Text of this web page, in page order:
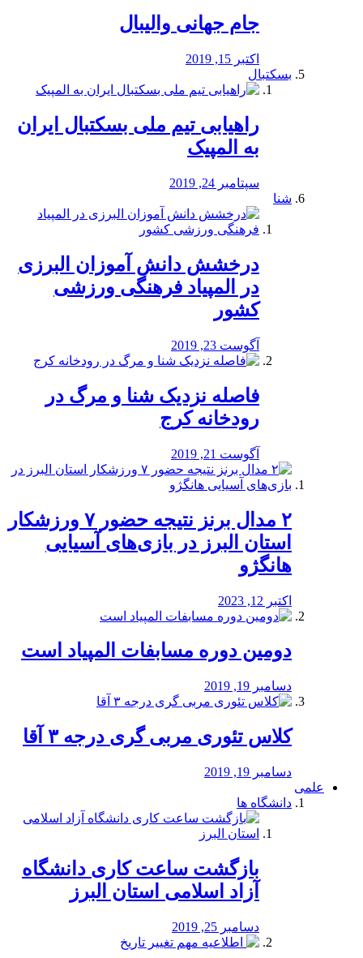
جام جهانی والیبال
اکتبر 15, 2019
بسکتبال
راهیابی تیم ملی بسکتبال ایران
به المپیک
سپتامبر 24, 2019
شنا
درخشش دانش آموزان البرزی
در المپیاد فرهنگی ورزشی
کشور
آگوست 23, 2019
️فاصله نزدیک شنا و مرگ در
رودخانه کرج
آگوست 21, 2019
۲ مدال برنز نتیجه حضور ۷ ورزشکار
استان البرز در بازی‌های آسیایی
هانگژو
اکتبر 12, 2023
دومین دوره مسابفات المپیاد است
دسامبر 19, 2019
کلاس تئوری مربی گری درجه ۳ آقا
دسامبر 19, 2019
علمی
دانشگاه ها
بازگشت ساعت کاری دانشگاه
آزاد اسلامی استان البرز
دسامبر 25, 2019